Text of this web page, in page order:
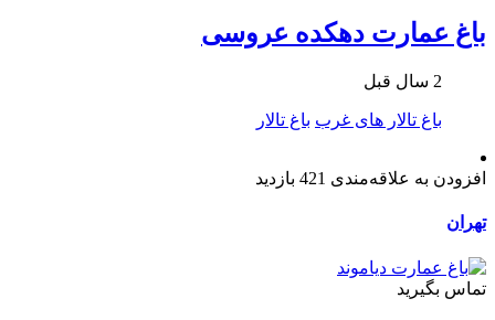
باغ عمارت دهکده عروسی
2 سال قبل
باغ تالار های غرب باغ تالار
افزودن به علاقه‌مندی 421 بازدید
تهران
تماس بگیرید